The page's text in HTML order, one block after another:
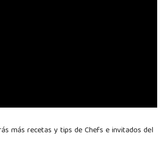
más recetas y tips de Chefs e invitados del